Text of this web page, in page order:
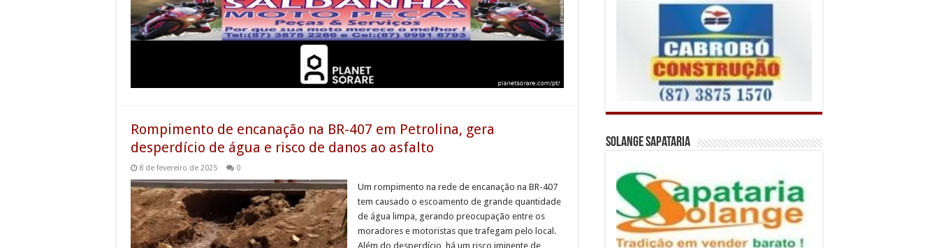
Rompimento de encanação na BR-407 em Petrolina, gera
desperdício de água e risco de danos ao asfalto
8 de fevereiro de 2025 0
Um rompimento na rede de encanação na BR-407
tem causado o escoamento de grande quantidade
de água limpa, gerando preocupação entre os
moradores e motoristas que trafegam pelo local.
Além do desperdício, há um risco iminente de
Solange Sapataria